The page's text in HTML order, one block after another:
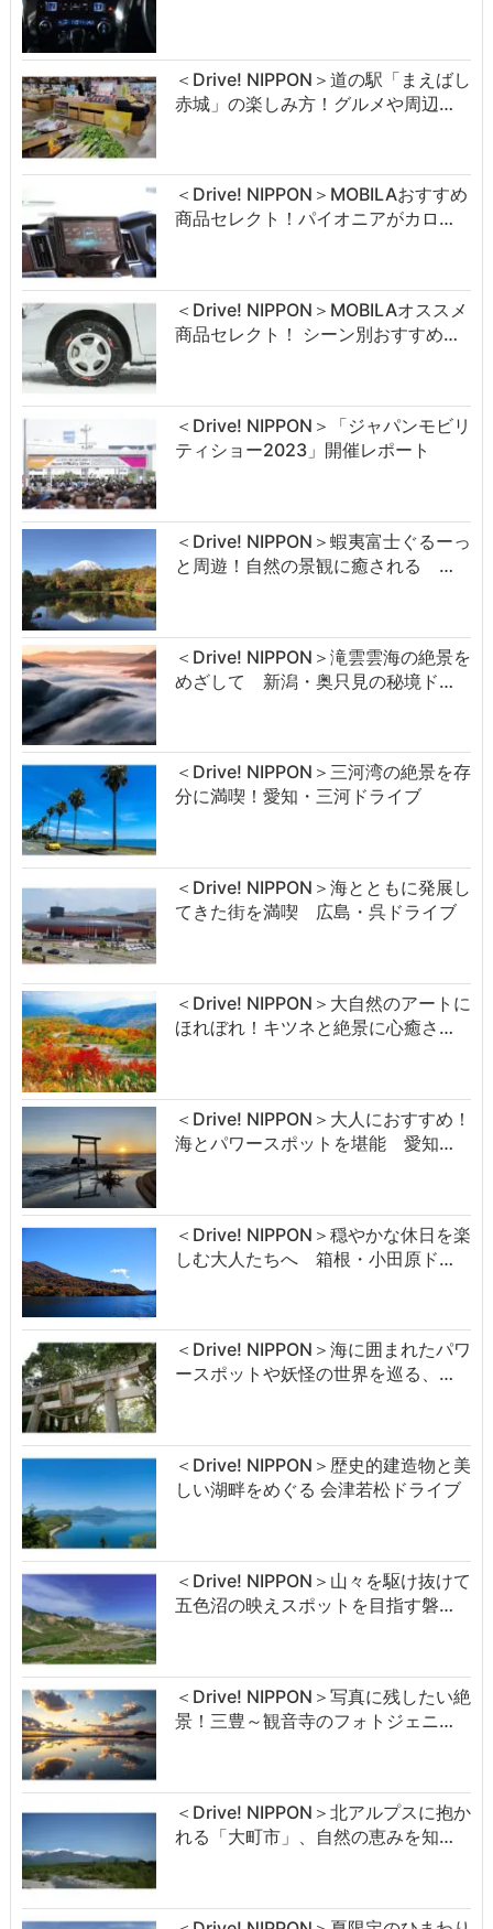
＜Drive! NIPPON＞道の駅「まえばし
赤城」の楽しみ方！グルメや周辺…
＜Drive! NIPPON＞MOBILAおすすめ
商品セレクト！パイオニアがカロ…
＜Drive! NIPPON＞MOBILAオススメ
商品セレクト！ シーン別おすすめ…
＜Drive! NIPPON＞「ジャパンモビリ
ティショー2023」開催レポート
＜Drive! NIPPON＞蝦夷富士ぐるーっ
と周遊！自然の景観に癒される …
＜Drive! NIPPON＞滝雲雲海の絶景を
めざして 新潟・奥只見の秘境ド…
＜Drive! NIPPON＞三河湾の絶景を存
分に満喫！愛知・三河ドライブ
＜Drive! NIPPON＞海とともに発展し
てきた街を満喫 広島・呉ドライブ
＜Drive! NIPPON＞大自然のアートに
ほれぼれ！キツネと絶景に心癒さ…
＜Drive! NIPPON＞大人におすすめ！
海とパワースポットを堪能 愛知…
＜Drive! NIPPON＞穏やかな休日を楽
しむ大人たちへ 箱根・小田原ド…
＜Drive! NIPPON＞海に囲まれたパワ
ースポットや妖怪の世界を巡る、…
＜Drive! NIPPON＞歴史的建造物と美
しい湖畔をめぐる 会津若松ドライブ
＜Drive! NIPPON＞山々を駆け抜けて
五色沼の映えスポットを目指す磐…
＜Drive! NIPPON＞写真に残したい絶
景！三豊～観音寺のフォトジェニ…
＜Drive! NIPPON＞北アルプスに抱か
れる「大町市」、自然の恵みを知…